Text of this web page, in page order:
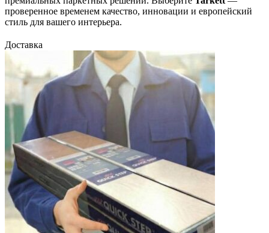
проверенное временем качество, инновации и европейский
стиль для вашего интерьера.
Доставка